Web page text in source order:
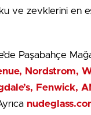
ve zevklerini en
Paşabahçe
Nordstrom,
Fenwick,